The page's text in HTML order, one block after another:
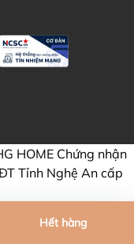
HOME Chứng nhận
Tỉnh Nghệ An cấp
Hết hàng